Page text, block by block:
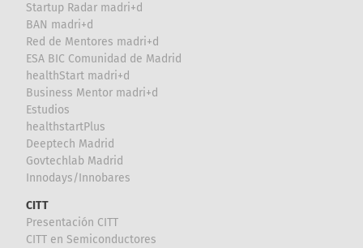
Startup Radar madri+d
BAN madri+d
Red de Mentores madri+d
ESA BIC Comunidad de Madrid
healthStart madri+d
Business Mentor madri+d
Estudios
healthstartPlus
Deeptech Madrid
Govtechlab Madrid
Innodays/Innobares
CITT
Presentación CITT
CITT en Semiconductores